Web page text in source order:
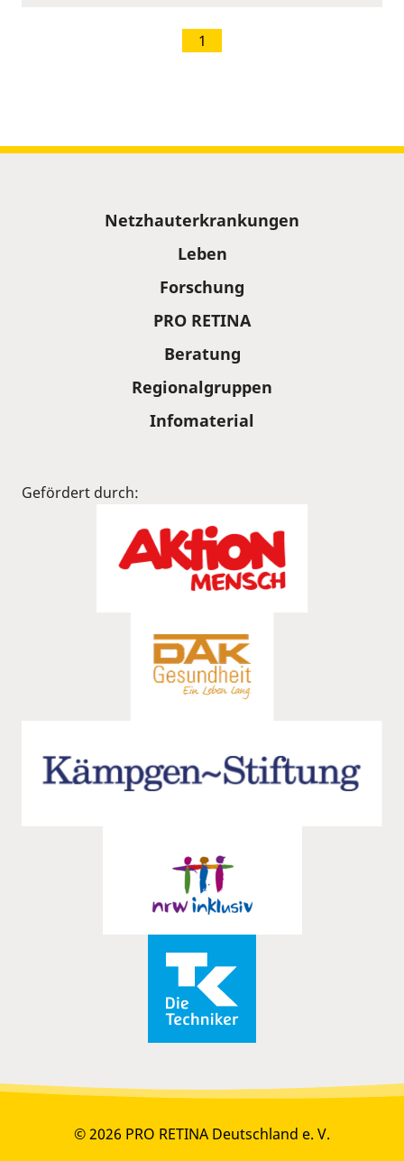
1
Netzhauterkrankungen
Leben
Forschung
PRO RETINA
Beratung
Regionalgruppen
Infomaterial
Gefördert durch:
© 2026 PRO RETINA Deutschland e. V.